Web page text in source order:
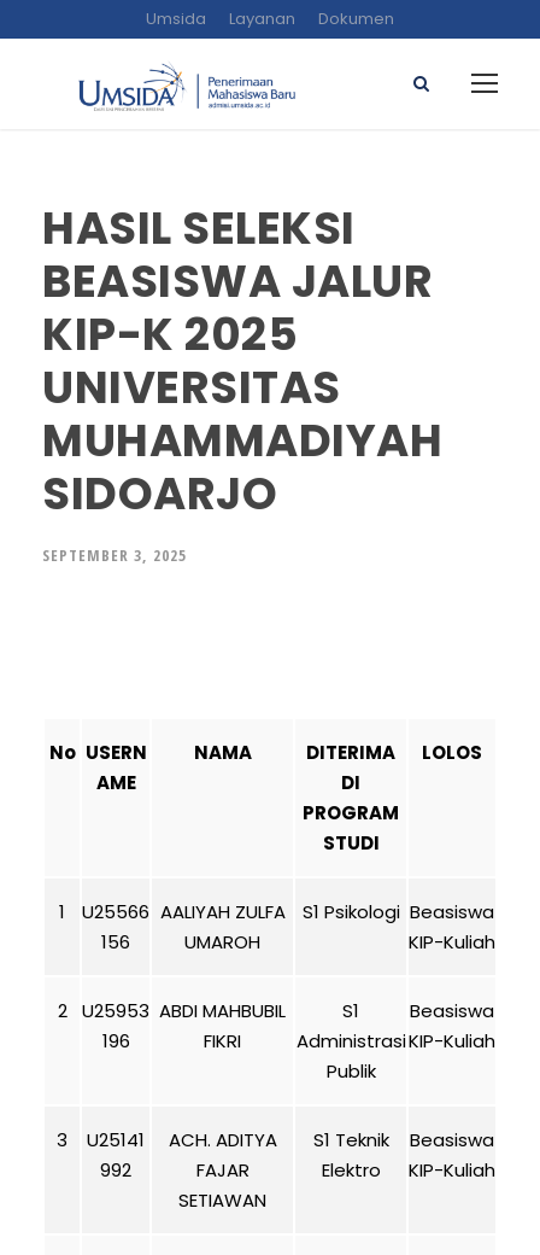
Umsida Layanan Dokumen
HASIL SELEKSI
BEASISWA JALUR
KIP-K 2025
UNIVERSITAS
MUHAMMADIYAH
SIDOARJO
SEPTEMBER 3, 2025
No USERN
AME
NAMA
DITERIMA
DI
PROGRAM
STUDI
LOLOS
1
U25566
156
AALIYAH ZULFA
UMAROH
S1 Psikologi Beasiswa
KIP-Kuliah
2 U25953
196
ABDI MAHBUBIL
FIKRI
S1
Administrasi
Publik
Beasiswa
KIP-Kuliah
3
U25141
992
ACH. ADITYA
FAJAR
SETIAWAN
S1 Teknik
Elektro
Beasiswa
KIP-Kuliah